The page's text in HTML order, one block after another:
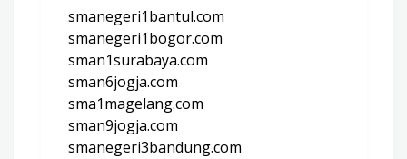
smanegeri1bantul.com
smanegeri1bogor.com
sman1surabaya.com
sman6jogja.com
sma1magelang.com
sman9jogja.com
smanegeri3bandung.com